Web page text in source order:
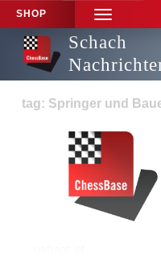
SHOP
TOGGLE
NAVIGATION
Schach
tag: Springer und